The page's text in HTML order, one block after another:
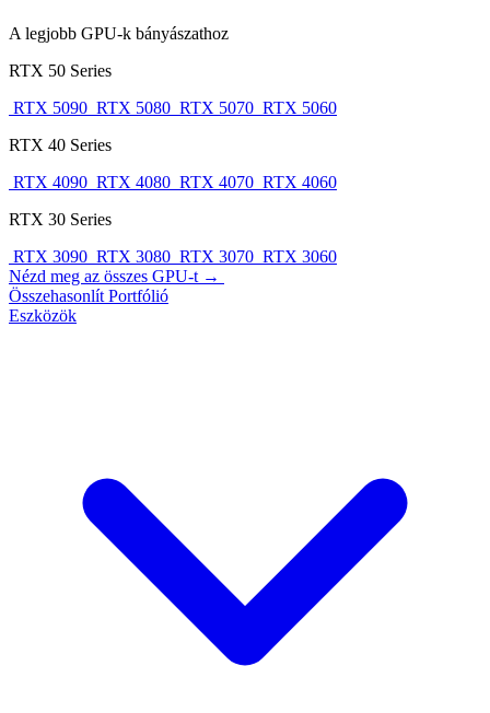
A legjobb GPU-k bányászathoz
RTX 50 Series
RTX 5090 RTX 5080 RTX 5070 RTX 5060
RTX 40 Series
RTX 4090 RTX 4080 RTX 4070 RTX 4060
RTX 30 Series
RTX 3090 RTX 3080 RTX 3070 RTX 3060
Nézd meg az összes GPU-t →
Összehasonlít Portfólió
Eszközök